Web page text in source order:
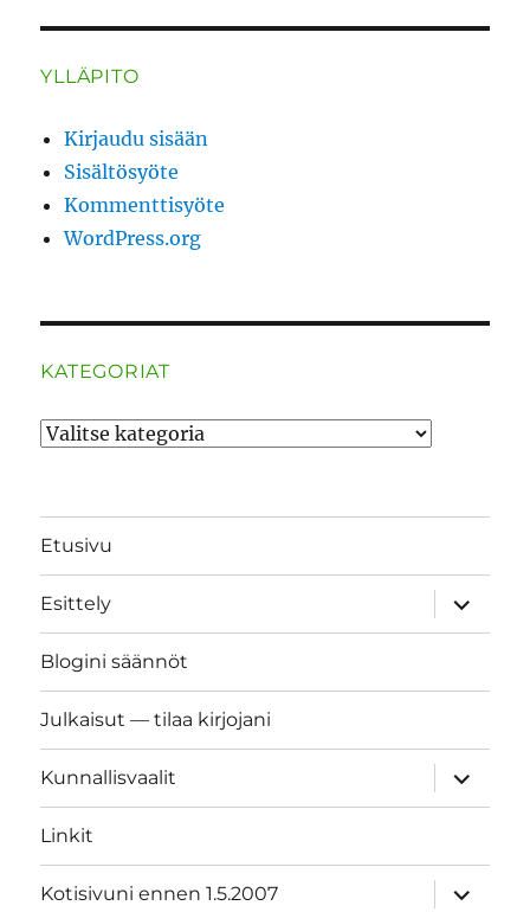
YLLÄPITO
Kirjaudu sisään
Sisältösyöte
Kommenttisyöte
WordPress.org
KATEGORIAT
Kategoriat
Etusivu
Esittely
näytä
Blogini säännöt
Julkaisut — tilaa kirjojani
Kunnallisvaalit
näytä
Linkit
Kotisivuni ennen 1.5.2007
näytä